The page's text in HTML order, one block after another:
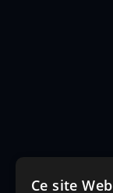
Ce site